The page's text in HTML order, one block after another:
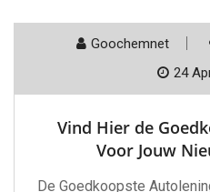
Goochemnet
24
Vind Hier de
Voor Jouw
De Goedkoopste